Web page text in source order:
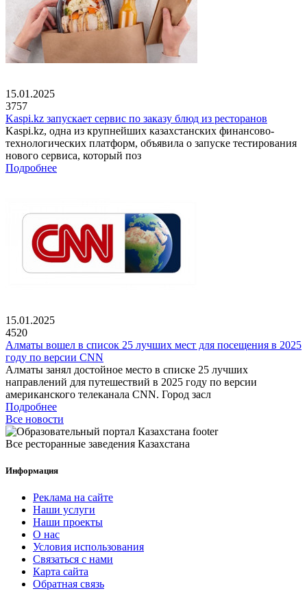
15.01.2025
3757
Kaspi.kz запускает сервис по заказу блюд из ресторанов
Kaspi.kz, одна из крупнейших казахстанских финансово-
технологических платформ, объявила о запуске тестирования
нового сервиса, который поз
Подробнее
15.01.2025
4520
Алматы вошел в список 25 лучших мест для посещения в 2025
году по версии CNN
Алматы занял достойное место в списке 25 лучших
направлений для путешествий в 2025 году по версии
американского телеканала CNN. Город засл
Подробнее
Все новости
Все ресторанные заведения Казахстана
Информация
Реклама на сайте
Наши услуги
Наши проекты
О нас
Условия использования
Связаться с нами
Карта сайта
Обратная связь